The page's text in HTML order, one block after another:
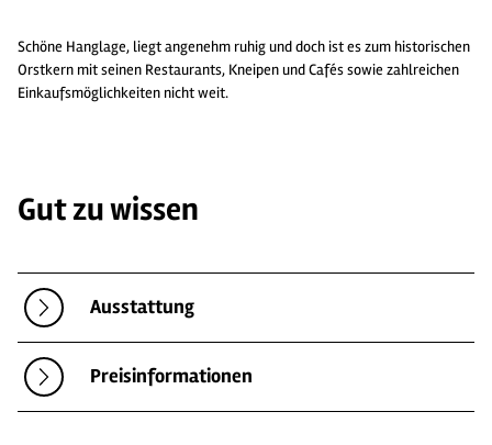
Schöne Hanglage, liegt angenehm ruhig und doch ist es zum historischen
Orstkern mit seinen Restaurants, Kneipen und Cafés sowie zahlreichen
Einkaufsmöglichkeiten nicht weit.
Gut zu wissen
Ausstattung
Preisinformationen